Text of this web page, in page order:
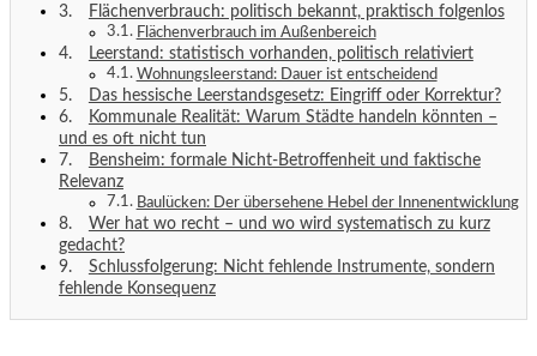
Flächenverbrauch: politisch bekannt, praktisch folgenlos
Flächenverbrauch im Außenbereich
Leerstand: statistisch vorhanden, politisch relativiert
Wohnungsleerstand: Dauer ist entscheidend
Das hessische Leerstandsgesetz: Eingriff oder Korrektur?
Kommunale Realität: Warum Städte handeln könnten –
und es oft nicht tun
Bensheim: formale Nicht-Betroffenheit und faktische
Relevanz
Baulücken: Der übersehene Hebel der Innenentwicklung
Wer hat wo recht – und wo wird systematisch zu kurz
gedacht?
Schlussfolgerung: Nicht fehlende Instrumente, sondern
fehlende Konsequenz